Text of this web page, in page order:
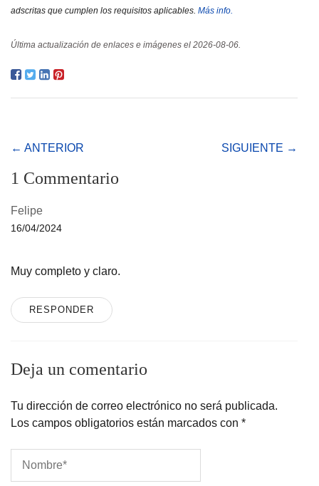
adscritas que cumplen los requisitos aplicables. Más info.
Última actualización de enlaces e imágenes el 2026-08-06.
← ANTERIOR SIGUIENTE →
1 Commentario
Felipe
16/04/2024
Muy completo y claro.
RESPONDER
Deja un comentario
Tu dirección de correo electrónico no será publicada.
Los campos obligatorios están marcados con *